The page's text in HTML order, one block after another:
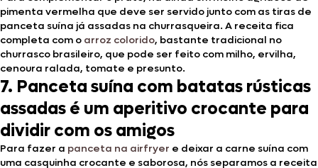
pimenta vermelha que deve ser servido junto com as tiras de
panceta suína já assadas na churrasqueira. A receita fica
completa com o arroz colorido, bastante tradicional no
churrasco brasileiro, que pode ser feito com milho, ervilha,
cenoura ralada, tomate e presunto.
7. Panceta suína com batatas rústicas
assadas é um aperitivo crocante para
dividir com os amigos
Para fazer a panceta na airfryer e deixar a carne suína com
uma casquinha crocante e saborosa, nós separamos a receita